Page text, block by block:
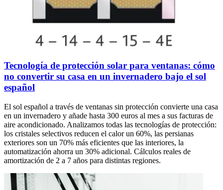
Tecnología de protección solar para ventanas: cómo
no convertir su casa en un invernadero bajo el sol
español
El sol español a través de ventanas sin protección convierte una casa
en un invernadero y añade hasta 300 euros al mes a sus facturas de
aire acondicionado. Analizamos todas las tecnologías de protección:
los cristales selectivos reducen el calor un 60%, las persianas
exteriores son un 70% más eficientes que las interiores, la
automatización ahorra un 30% adicional. Cálculos reales de
amortización de 2 a 7 años para distintas regiones.